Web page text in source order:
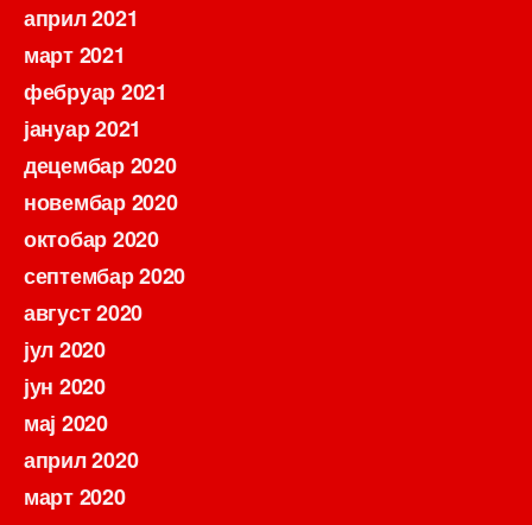
април 2021
март 2021
фебруар 2021
јануар 2021
децембар 2020
новембар 2020
октобар 2020
септембар 2020
август 2020
јул 2020
јун 2020
мај 2020
април 2020
март 2020